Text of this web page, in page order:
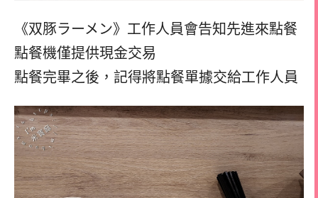
《双豚ラーメン》工作人員會告知先進來點餐
點餐機僅提供現金交易
點餐完畢之後，記得將點餐單據交給工作人員